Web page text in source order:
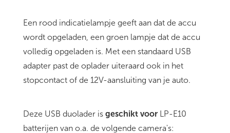
Een rood indicatielampje geeft aan dat de accu
wordt opgeladen, een groen lampje dat de accu
volledig opgeladen is. Met een standaard USB
adapter past de oplader uiteraard ook in het
stopcontact of de 12V-aansluiting van je auto.
Deze USB duolader is geschikt voor LP-E10
batterijen van o.a. de volgende camera's: